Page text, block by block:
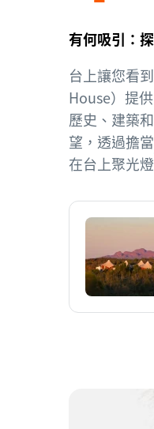
有何吸引：
台上讓您看
House）提
歷史、建築
望，透過擔當
在台上聚光